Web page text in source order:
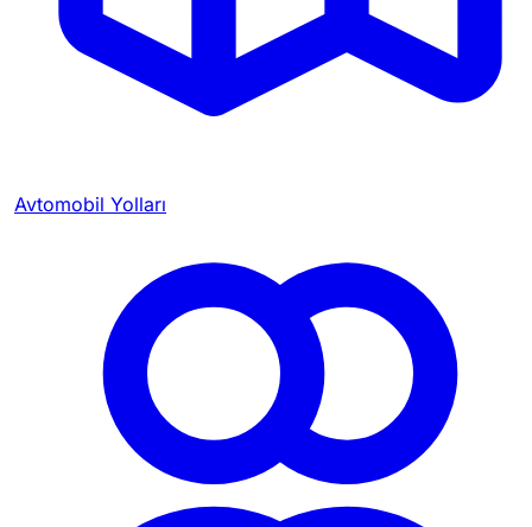
Avtomobil Yolları